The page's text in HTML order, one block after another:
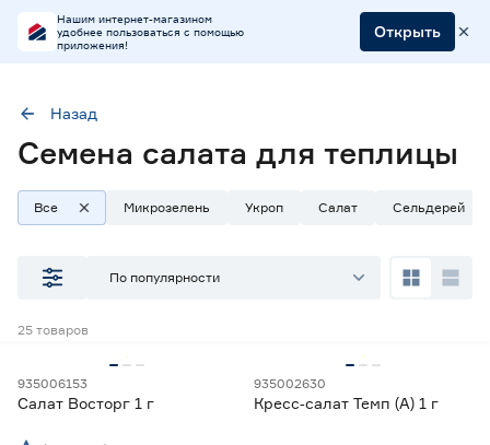
Нашим интернет-магазином
удобнее пользоваться с помощью
приложения!
Открыть
КультураКресс-салат Салат кочанный Салат листовой
Салат полукочанный Место высадки Открытый/закрытый грунт
Наличие в магазинах
Ростовское шоссе, 28/7
ул. Селезнева, 4
ул. им. Данилы Волкореза, 2
Назад
Семена салата для теплицы
Все Микрозелень Укроп Салат Сельдерей
По популярности
25 товаров
935006153
Салат Восторг 1 г
935002630
Кресс‑салат Темп (А) 1 г